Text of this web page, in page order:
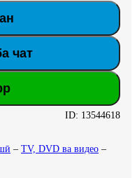
чат
ID: 13544618
– TV, DVD ва видео –